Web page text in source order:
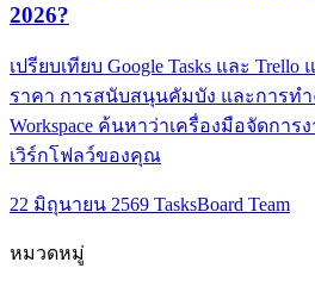
2026?
เปรียบเทียบ Google Tasks และ Trello
ราคา การสนับสนุนคัมบัง และการทำ
Workspace ค้นหาว่าเครื่องมือจัดกา
เวิร์กโฟลว์ของคุณ
22 มิถุนายน 2569 TasksBoard Team
หมวดหมู่